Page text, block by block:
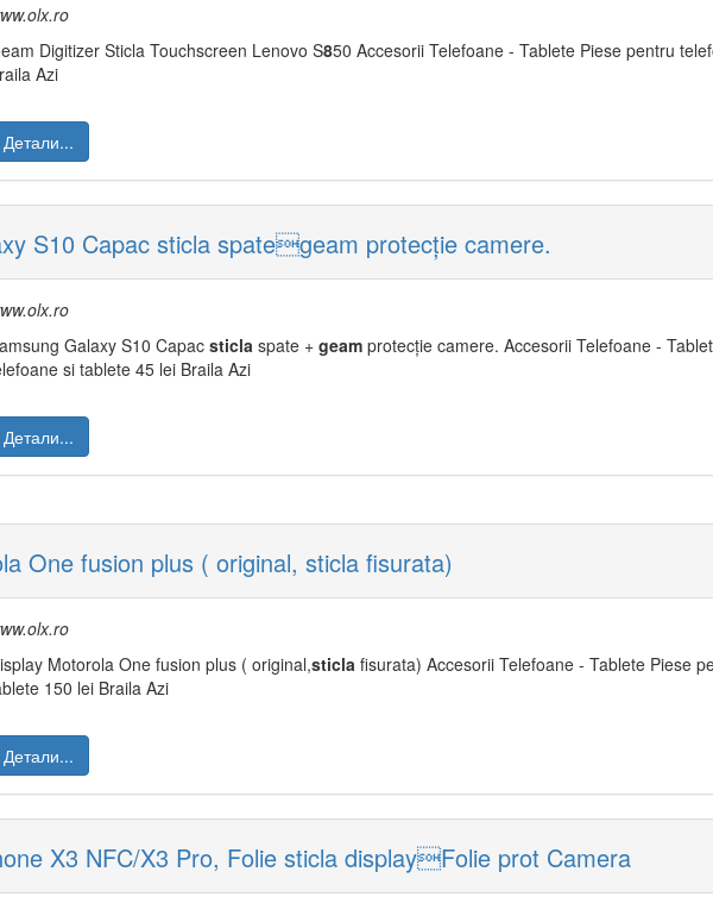
Digitizer Sticla Touchscreen Lenovo S850 Accesorii Telefoane - Tablete Piese pentru
Azi
Детали...
S10 Capac sticla spategeam protecție camere.
Galaxy S10 Capac sticla spate + geam protecție camere. Accesorii Telefoane -
si tablete 45 lei Braila Azi
Детали...
One fusion plus ( original, sticla fisurata)
Motorola One fusion plus ( original,sticla fisurata) Accesorii Telefoane - Tablete Piese
150 lei Braila Azi
Детали...
X3 NFC/X3 Pro, Folie sticla displayFolie prot Camera